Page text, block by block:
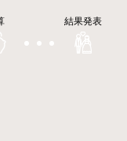
結果発表